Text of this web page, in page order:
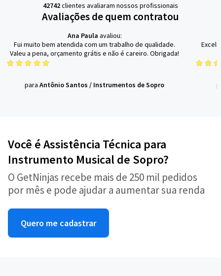
42742clientes avaliaram nossos profissionais
Avaliações de quem contratou
Ana Paula avaliou:
Fui muito bem atendida com um trabalho de qualidade.
Valeu a pena, orçamento grátis e não é careiro. Obrigada!
para Antônio Santos / Instrumentos de Sopro
Você é Assistência Técnica para
Instrumento Musical de Sopro?
O GetNinjas recebe mais de 250 mil pedidos
por mês e pode ajudar a aumentar sua renda
Quero me cadastrar